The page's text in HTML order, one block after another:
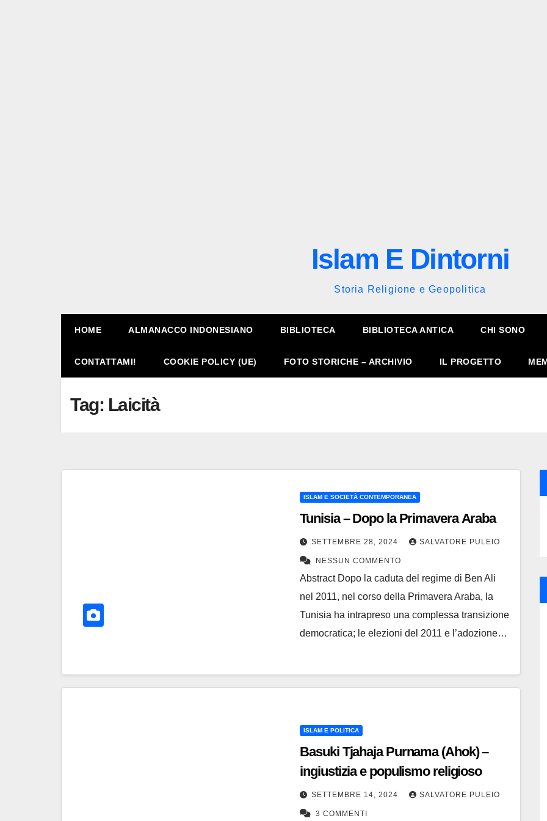
Islam E Dintorni
Storia Religione e Geopolitica
HOME ALMANACCO INDONESIANO BIBLIOTECA BIBLIOTECA ANTICA CHI SONO
CONTATTAMI! COOKIE POLICY (UE) FOTO STORICHE – ARCHIVIO IL PROGETTO
Tag: Laicità
ISLAM E SOCIETÀ CONTEMPORANEA
Tunisia – Dopo la Primavera Araba
SETTEMBRE 28, 2024 SALVATORE PULEIO
NESSUN COMMENTO
Abstract Dopo la caduta del regime di Ben Ali
nel 2011, nel corso della Primavera Araba, la
Tunisia ha intrapreso una complessa transizione
democratica; le elezioni del 2011 e l’adozione…
ISLAM E POLITICA
Basuki Tjahaja Purnama (Ahok) –
ingiustizia e populismo religioso
SETTEMBRE 14, 2024 SALVATORE PULEIO
3 COMMENTI